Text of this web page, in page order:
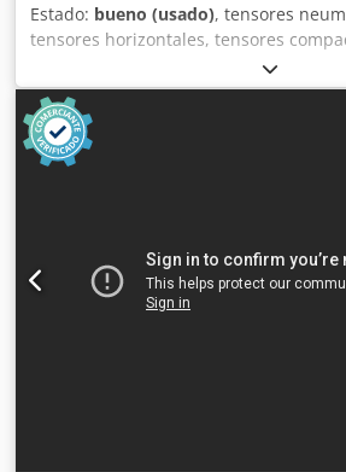
Estado: bueno (usado), tensores
tensores horizontales, tensores
sujeción, tensores neumáticos de
143C8H0 -Cantidad: 4 unidades
H E Isanjrf -Precio: por unidad -Peso: